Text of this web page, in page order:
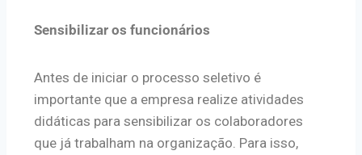
Sensibilizar os funcionários
Antes de iniciar o processo seletivo é
importante que a empresa realize atividades
didáticas para sensibilizar os colaboradores
que já trabalham na organização. Para isso,